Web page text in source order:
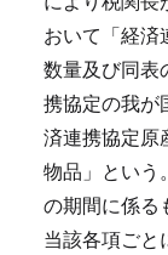
おいて「経済
数量及び同表
携協定の我が
済連携協定原
物品」という
の期間に係る
当該各項ごと